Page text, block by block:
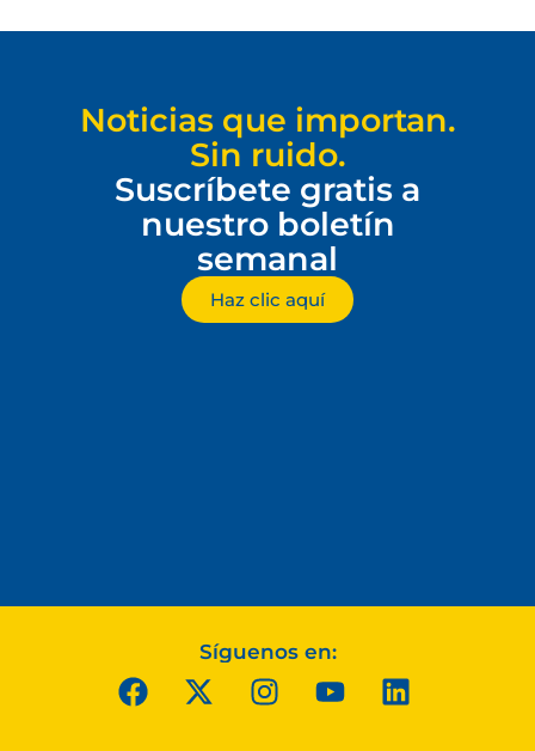
Noticias que importan.
Sin ruido.
Suscríbete gratis a
nuestro boletín
semanal
Haz clic aquí
Síguenos en: